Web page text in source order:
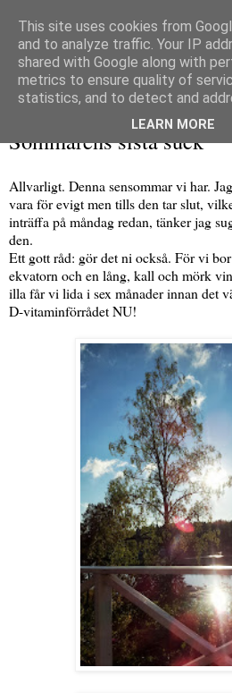
Sommarens sista suck
Allvarligt. Denna sensommar vi har.
vara för evigt men tills den tar slut,
inträffa på måndag redan, tänker jag
den.
Ett gott råd: gör det ni också. För vi
ekvatorn och en lång, kall och mörk
illa får vi lida i sex månader innan det
D-vitaminförrådet NU!
This site uses cookies from
and to analyze traffic. Your IP
shared with Google along with
metrics to ensure quality of
statistics, and to detect and
LEARN MORE